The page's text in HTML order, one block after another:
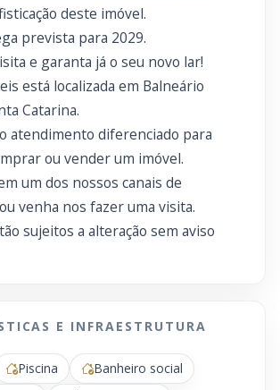
deste imóvel.
prevista para 2029.
e garanta já o seu novo lar!
está localizada em Balneário
Catarina.
atendimento diferenciado para
ou vender um imóvel.
um dos nossos canais de
venha nos fazer uma visita.
sujeitos a alteração sem aviso
E INFRAESTRUTURA
Piscina
Banheiro social